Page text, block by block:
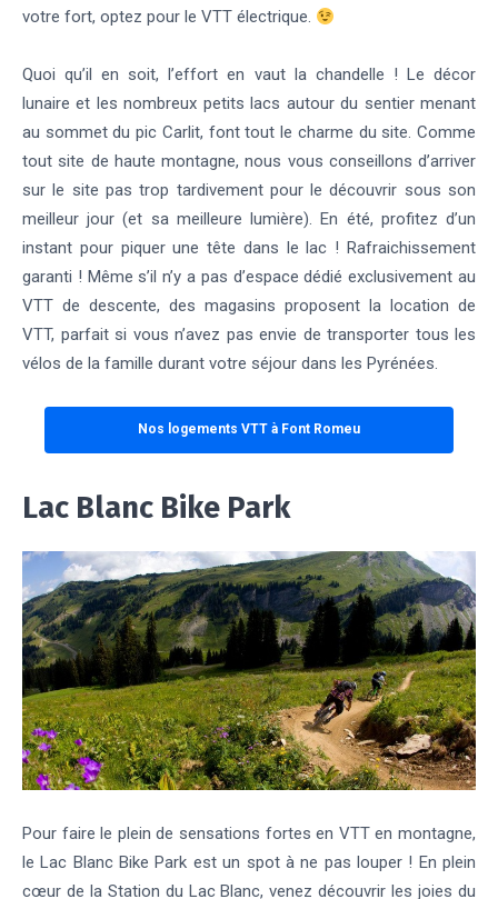
votre fort, optez pour le VTT électrique.
Quoi qu’il en soit, l’effort en vaut la chandelle ! Le décor
lunaire et les nombreux petits lacs autour du sentier menant
au sommet du pic Carlit, font tout le charme du site. Comme
tout site de haute montagne, nous vous conseillons d’arriver
sur le site pas trop tardivement pour le découvrir sous son
meilleur jour (et sa meilleure lumière). En été, profitez d’un
instant pour piquer une tête dans le lac ! Rafraichissement
garanti ! Même s’il n’y a pas d’espace dédié exclusivement au
VTT de descente, des magasins proposent la location de
VTT, parfait si vous n’avez pas envie de transporter tous les
vélos de la famille durant votre séjour dans les Pyrénées.
Nos logements VTT à Font Romeu
Lac Blanc Bike Park
Pour faire le plein de sensations fortes en VTT en montagne,
le Lac Blanc Bike Park est un spot à ne pas louper ! En plein
cœur de la Station du Lac Blanc, venez découvrir les joies du